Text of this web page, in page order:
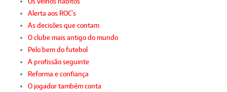
Alerta aos ROC`s
As decisões que contam
O clube mais antigo do mundo
Pelo bem do futebol
A profissão seguinte
Reforma e confiança
O jogador também conta